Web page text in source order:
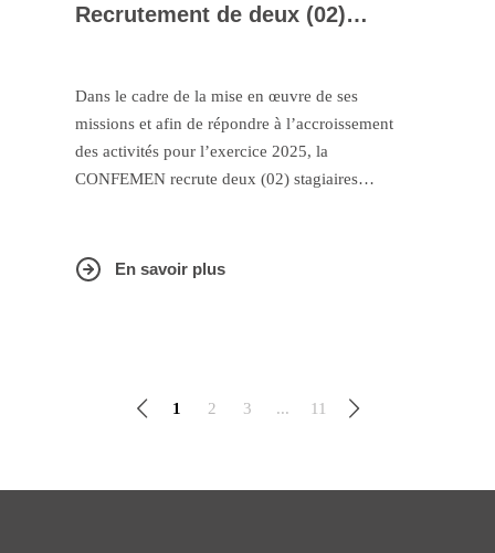
Recrutement de deux (02)
Dans le cadre de la mise en œuvre de ses
missions et afin de répondre à l’accroissement
des activités pour l’exercice 2025, la
CONFEMEN recrute deux (02) stagiaires
En savoir plus
1 2 3 ... 11